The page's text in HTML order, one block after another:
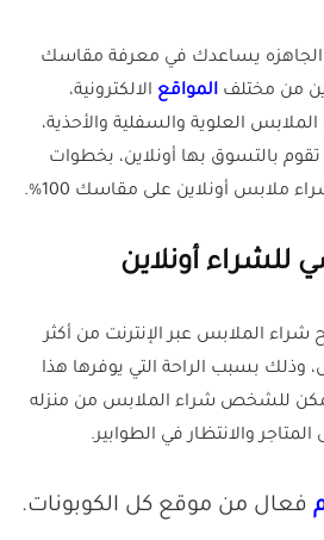
يساعدك في معرفة مقاسك
من مختلف المواقع الالكترونية،
العلوية والسفلية والأحذية،
بالتسوق بها أونلاين، بخطوات
أونلاين على مقاسك 100%.
أونلاين
شراء الملابس عبر الإنترنت من أكثر
وذلك بسبب الراحة التي يوفرها هذا
للشخص شراء الملابس من منزله
والانتظار في الطوابير.
فعال من موقع كل الكوبونات.